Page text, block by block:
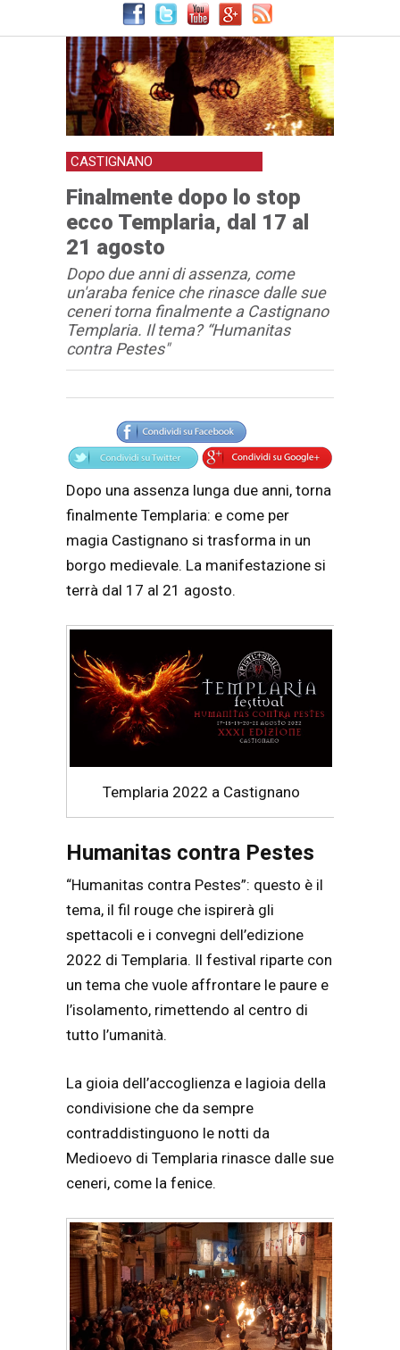
CASTIGNANO
Finalmente dopo lo stop
ecco Templaria, dal 17 al
21 agosto
Dopo due anni di assenza, come
un'araba fenice che rinasce dalle sue
ceneri torna finalmente a Castignano
Templaria. Il tema? “Humanitas
contra Pestes"
Articolo
Testo articolo principale
Dopo una assenza lunga due anni, torna
finalmente Templaria: e come per
magia Castignano si trasforma in un
borgo medievale. La manifestazione si
terrà dal 17 al 21 agosto.
Templaria 2022 a Castignano
Humanitas contra Pestes
“Humanitas contra Pestes”: questo è il
tema, il fil rouge che ispirerà gli
spettacoli e i convegni dell’edizione
2022 di Templaria. Il festival riparte con
un tema che vuole affrontare le paure e
l’isolamento, rimettendo al centro di
tutto l’umanità.
La gioia dell’accoglienza e lagioia della
condivisione che da sempre
contraddistinguono le notti da
Medioevo di Templaria rinasce dalle sue
ceneri, come la fenice.